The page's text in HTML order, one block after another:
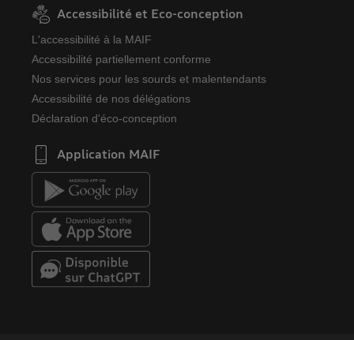
Accessibilité et Eco-conception
L'accessibilité à la MAIF
Accessibilité partiellement conforme
Nos services pour les sourds et malentendants
Accessibilité de nos délégations
Déclaration d'éco-conception
Application MAIF